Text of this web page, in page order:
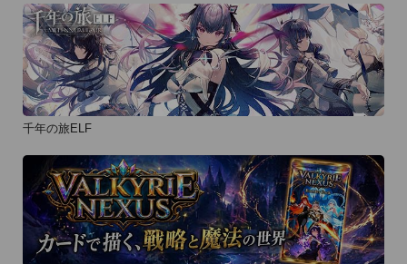
気軽に楽しめるファンタジーRPG
【アプリのサポート】
アプリの不具合などのお問い合せはこちらのURLから
[お問合せ] http://www.dokodun.jp/inquiries
アプリのFAQはこちらのURLから
[FAQ] http://www.dokodun.jp/faq
【動作環境】
iPhone、iPod touch および iPad互換 iPhone 5 用に最適化済
み iOS 5.0以降が必要
千年の旅ELF